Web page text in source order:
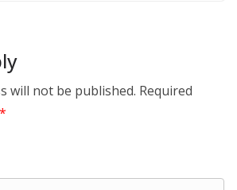
will not be published. Required
*